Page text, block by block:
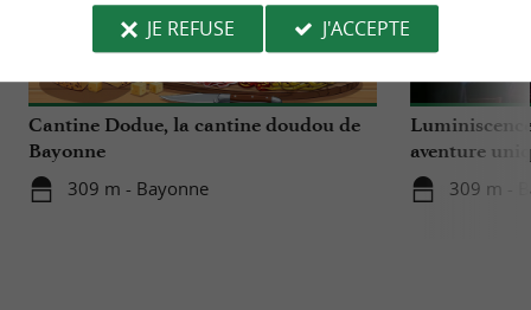
Cantine Dodue, la cantine doudou de
Bayonne
309 m - Bayonne
Actualités
aventure
cathédrale
309 m -
JE REFUSE
J'ACCEPTE